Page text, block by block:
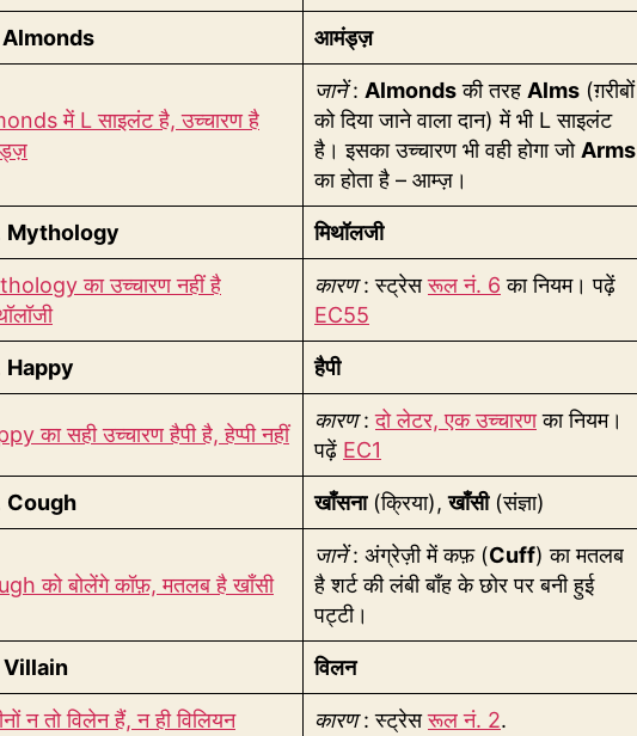
Almonds आमंड्ज़
में L साइलंट है, उच्चारण है
जानें: Almondsकी तरह Alms (ग़रीबों
को दिया जाने वाला दान) में भी L साइलंट
है। इसका उच्चारण भी वही होगा जोArms
का होता है – आम्ज़।
Mythology मिथॉलजी
का उच्चारण नहीं है
कारण: स्ट्रेसरूल नं. 6 का नियम। पढ़ें
EC55
Happy हैपी
का सही उच्चारण हैपी है, हेप्पी नहीं
कारण:दो लेटर, एक उच्चारणका नियम।
पढ़ें EC1
Cough खाँसना(क्रिया),खाँसी(संज्ञा)
को बोलेंगे कॉफ़, मतलब है खाँसी
जानें: अंग्रेज़ी में कफ़ (Cuff) का मतलब
है शर्ट की लंबी बाँह के छोर पर बनी हुई
पट्टी।
Villain विलन
न तो विलेन हैं, न ही विलियन कारण: स्ट्रेसरूल नं. 2.